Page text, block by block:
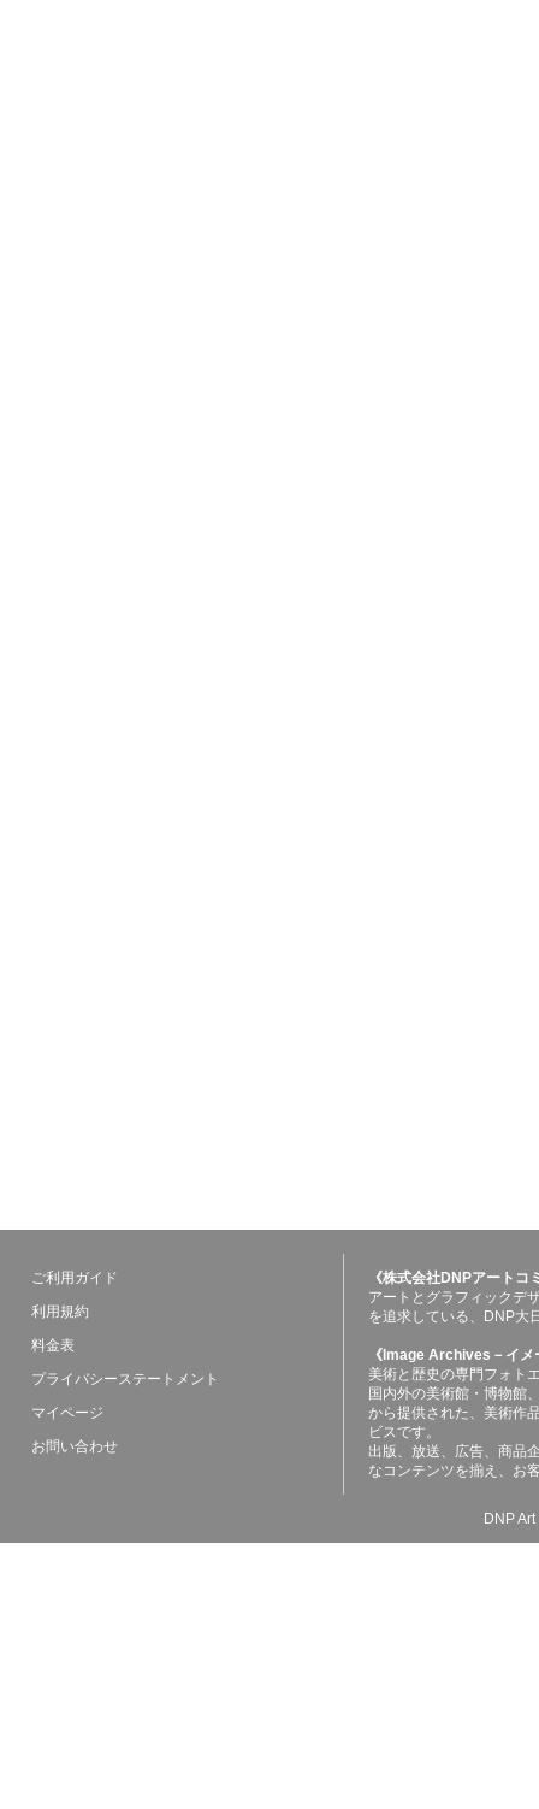
ご利用ガイド
利用規約
料金表
プライバシーステートメント
マイページ
お問い合わせ
《株式会社DNPアート
アートとグラフィックデ
を追求している、DNP大
《Image Archives－イ
美術と歴史の専門フォト
国内外の美術館・博物館
から提供された、美術作
ビスです。
出版、放送、広告、商品
なコンテンツを揃え、お
DNP